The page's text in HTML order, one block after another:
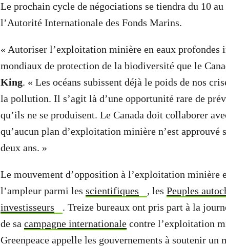
Le prochain cycle de négociations se tiendra du 10
l’Autorité Internationale des Fonds Marins.
« Autoriser l’exploitation minière en eaux profondes
mondiaux de protection de la biodiversité que le
King. « Les océans subissent déjà le poids de nos
la pollution. Il s’agit là d’une opportunité rare de
qu’ils ne se produisent. Le Canada doit collaborer
qu’aucun plan d’exploitation minière n’est approuvé
deux ans. »
Le mouvement d’opposition à l’exploitation minière
l’ampleur parmi les scientifiques , les Peuples
investisseurs
. Treize bureaux ont pris part à la
de sa campagne internationale contre l’exploitation
Greenpeace appelle les gouvernements à soutenir